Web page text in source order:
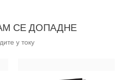
СЕ ДОПАДНЕ
у току